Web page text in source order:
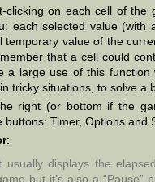
clicking on each cell of
each selected value
temporary value of the
that a cell could
a large use of this
tricky situations, to solve a
right (or bottom if the
buttons: Timer, Options and
:
usually displays the
but it’s also a “Pause”